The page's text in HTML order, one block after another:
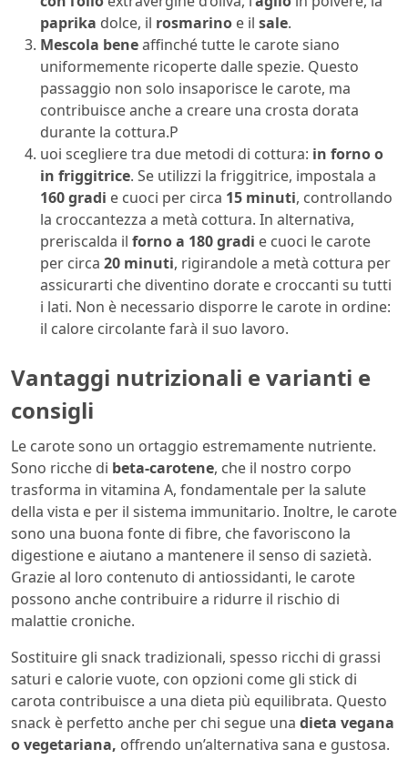
paprika dolce, il rosmarino e il sale.
Mescola beneaffinché tutte le carote siano
uniformemente ricoperte dalle spezie. Questo
passaggio non solo insaporisce le carote, ma
contribuisce anche a creare una crosta dorata
durante la cottura.P
uoi scegliere tra due metodi di cottura: in forno o
in friggitrice. Se utilizzi la friggitrice, impostala a
160 gradi e cuoci per circa 15 minuti, controllando
la croccantezza a metà cottura. In alternativa,
preriscalda il forno a 180 gradi e cuoci le carote
per circa 20 minuti, rigirandole a metà cottura per
assicurarti che diventino dorate e croccanti su tutti
i lati. Non è necessario disporre le carote in ordine:
il calore circolante farà il suo lavoro.
Vantaggi nutrizionali e varianti e
consigli
Le carote sono un ortaggio estremamente nutriente.
Sono ricche di beta-carotene, che il nostro corpo
trasforma in vitamina A, fondamentale per la salute
della vista e per il sistema immunitario. Inoltre, le carote
sono una buona fonte di fibre, che favoriscono la
digestione e aiutano a mantenere il senso di sazietà.
Grazie al loro contenuto di antiossidanti, le carote
possono anche contribuire a ridurre il rischio di
malattie croniche.
Sostituire gli snack tradizionali, spesso ricchi di grassi
saturi e calorie vuote, con opzioni come gli stick di
carota contribuisce a una dieta più equilibrata. Questo
snack è perfetto anche per chi segue una dieta vegana
o vegetariana, offrendo un’alternativa sana e gustosa.